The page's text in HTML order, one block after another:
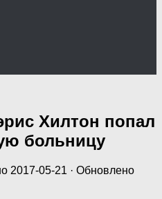
Хилтон попал
больницу
2017-05-21 · Обновлено